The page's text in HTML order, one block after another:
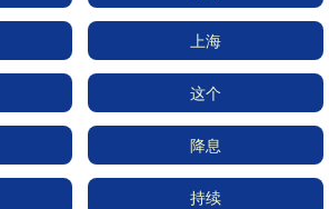
上海
这个
降息
持续